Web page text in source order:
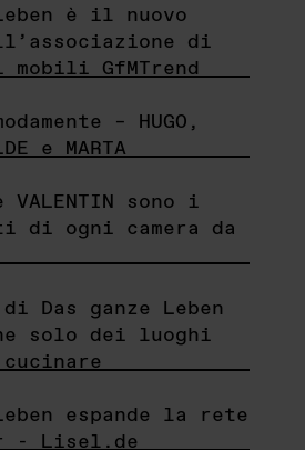
è il nuovo
di
GfMTrend
– HUGO,
e MARTA
VALENTIN sono i
di ogni camera da
di Das ganze Leben
solo dei luoghi
espande la rete
- Lisel.de